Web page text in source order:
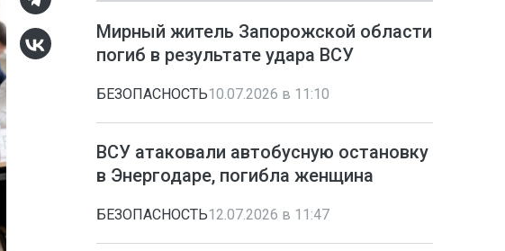
Мирный житель Запорожской области
погиб в результате удара ВСУ
БЕЗОПАСНОСТЬ10.07.2026 в 11:10
ВСУ атаковали автобусную остановку
в Энергодаре, погибла женщина
БЕЗОПАСНОСТЬ12.07.2026 в 11:47